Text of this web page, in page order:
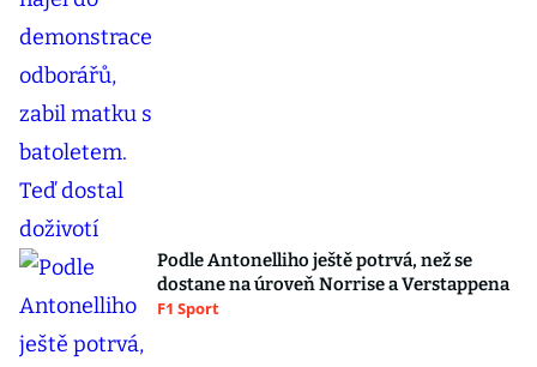
Podle Antonelliho ještě potrvá, než se
dostane na úroveň Norrise a Verstappena
F1 Sport